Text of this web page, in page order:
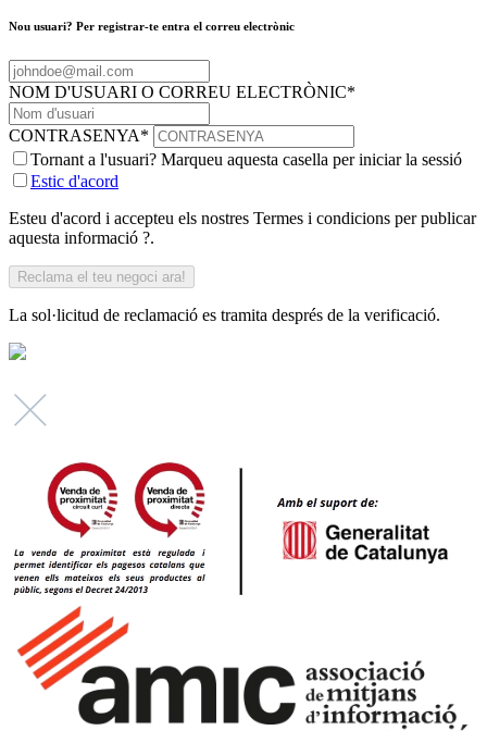
Nou usuari? Per registrar-te entra el correu electrònic
NOM D'USUARI O CORREU ELECTRÒNIC*
CONTRASENYA*
Tornant a l'usuari? Marqueu aquesta casella per iniciar la sessió
Estic d'acord
Esteu d'acord i accepteu els nostres Termes i condicions per publicar
aquesta informació ?.
La sol·licitud de reclamació es tramita després de la verificació.